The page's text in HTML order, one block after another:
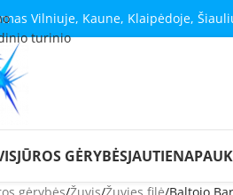
turinio
Vilniuje, Kaune, Klaipėdoje,
JŪROS GĖRYBĖSJAUTIENA